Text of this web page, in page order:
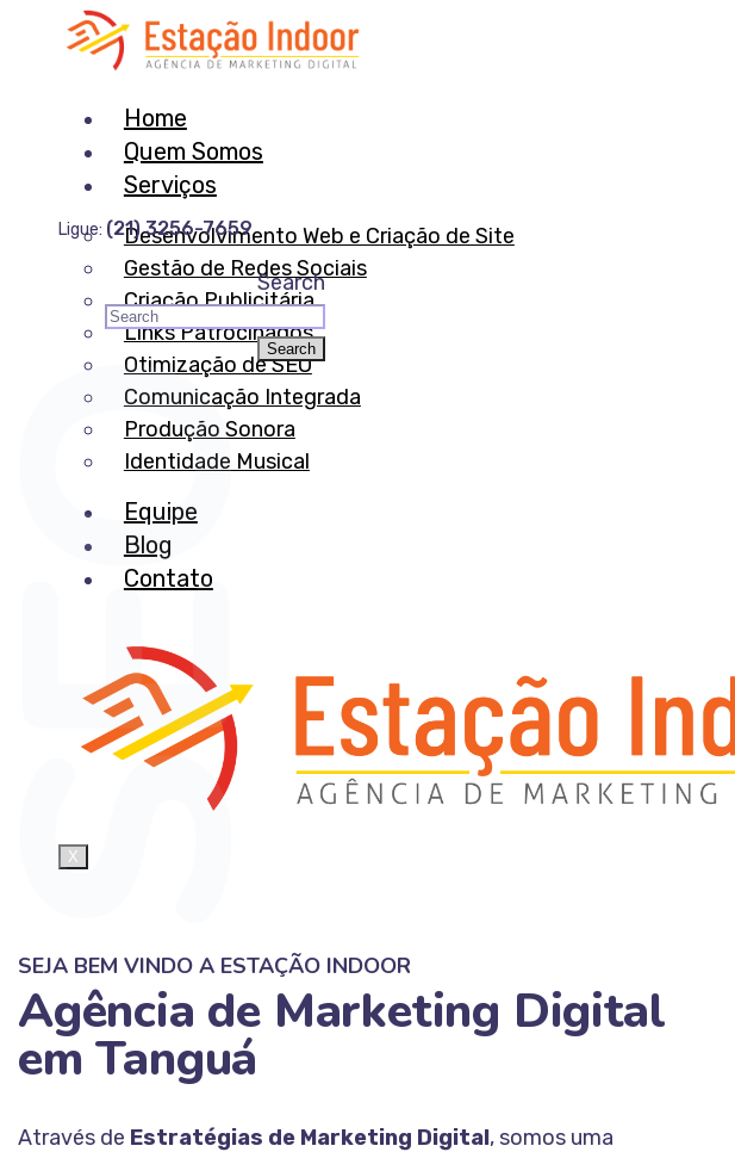
Home
Quem Somos
Serviços
Desenvolvimento Web e Criação de Site
Gestão de Redes Sociais
Criação Publicitária
Links Patrocinados
Otimização de SEO
Comunicação Integrada
Produção Sonora
Identidade Musical
Equipe
Blog
Contato
X
Ligue: (21) 3256-7659
Search
SEJA BEM VINDO A ESTAÇÃO INDOOR
Agência de Marketing Digital
em Tanguá
Através de Estratégias de Marketing Digital, somos uma